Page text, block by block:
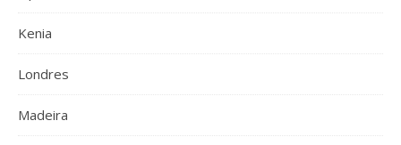
Kenia
Londres
Madeira